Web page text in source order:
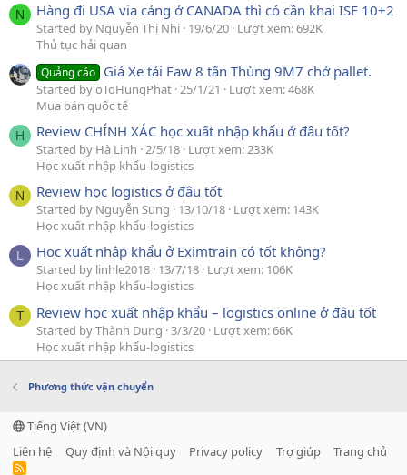
N Hàng đi USA via cảng ở CANADA thì có cần khai ISF 10+2
Started by Nguyễn Thị Nhi 19/6/20 Lượt xem: 692K
Thủ tục hải quan
Quảng cáo Giá Xe tải Faw 8 tấn Thùng 9M7 chở pallet.
Started by oToHungPhat 25/1/21
Lượt xem: 468K
Mua bán quốc tế
H Review CHÍNH XÁC học xuất nhập khẩu ở đâu tốt?
Started by Hà Linh 2/5/18 Lượt xem: 233K
Học xuất nhập khẩu-logistics
N Review học logistics ở đâu tốt
Started by Nguyễn Sung 13/10/18 Lượt xem: 143K
Học xuất nhập khẩu-logistics
L Học xuất nhập khẩu ở Eximtrain có tốt không?
Started by linhle2018 13/7/18 Lượt xem: 106K
Học xuất nhập khẩu-logistics
T Review học xuất nhập khẩu – logistics online ở đâu tốt
Started by Thành Dung 3/3/20 Lượt xem: 66K
Học xuất nhập khẩu-logistics
Phương thức vận chuyển
Tiếng Việt (VN)
Liên hệ
Quy định và Nội quy Privacy policy Trợ giúp Trang chủ
R